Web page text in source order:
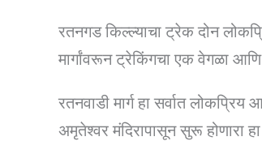
रतनगड किल्ल्याचा ट्रेक दोन
मार्गांवरून ट्रेकिंगचा एक वेगळा
रतनवाडी मार्ग हा सर्वात
अमृतेश्वर मंदिरापासून सुरू होणारा